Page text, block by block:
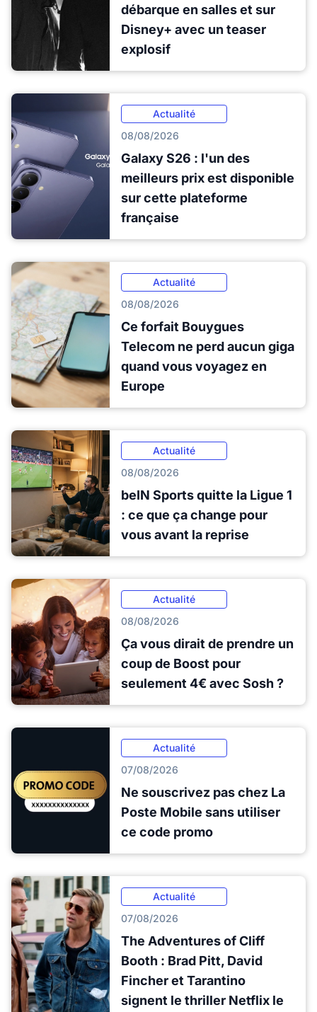
débarque en salles et sur
Disney+ avec un teaser
explosif
Actualité
08/08/2026
Galaxy S26 : l'un des
meilleurs prix est disponible
sur cette plateforme
française
Actualité
08/08/2026
Ce forfait Bouygues
Telecom ne perd aucun giga
quand vous voyagez en
Europe
Actualité
08/08/2026
beIN Sports quitte la Ligue 1
: ce que ça change pour
vous avant la reprise
Actualité
08/08/2026
Ça vous dirait de prendre un
coup de Boost pour
seulement 4€ avec Sosh ?
Actualité
07/08/2026
Ne souscrivez pas chez La
Poste Mobile sans utiliser
ce code promo
Actualité
07/08/2026
The Adventures of Cliff
Booth : Brad Pitt, David
Fincher et Tarantino
signent le thriller Netflix le